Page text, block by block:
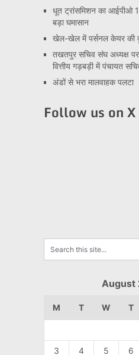
धूत ट्रांसमिशन का आईपीओ
बड़ा घमासान
खेल-खेल में पर्सनल केयर की
तखतपुर सचिव संघ अध्यक्ष
वित्तीय गड़बड़ी में पंचायत
अंडों से भरा मालवाहक पलटा
Follow us on X
August
M T W T
3 4 5 6